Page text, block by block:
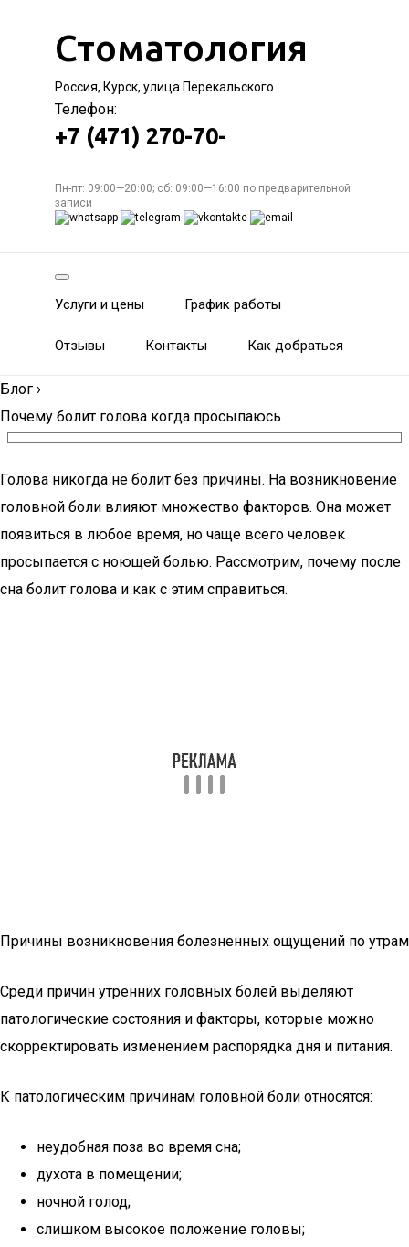
Стоматология
Россия, Курск, улица Перекальского
Телефон:
+7 (471) 270-70-
Пн-пт: 09:00—20:00; сб: 09:00—16:00 по предварительной
записи
Услуги и цены График работы
Отзывы Контакты Как добраться
Блог ›
Почему болит голова когда просыпаюсь
Голова никогда не болит без причины. На возникновение
головной боли влияют множество факторов. Она может
появиться в любое время, но чаще всего человек
просыпается с ноющей болью. Рассмотрим, почему после
сна болит голова и как с этим справиться.
Причины возникновения болезненных ощущений по утрам
Среди причин утренних головных болей выделяют
патологические состояния и факторы, которые можно
скорректировать изменением распорядка дня и питания.
К патологическим причинам головной боли относятся:
неудобная поза во время сна;
духота в помещении;
ночной голод;
слишком высокое положение головы;